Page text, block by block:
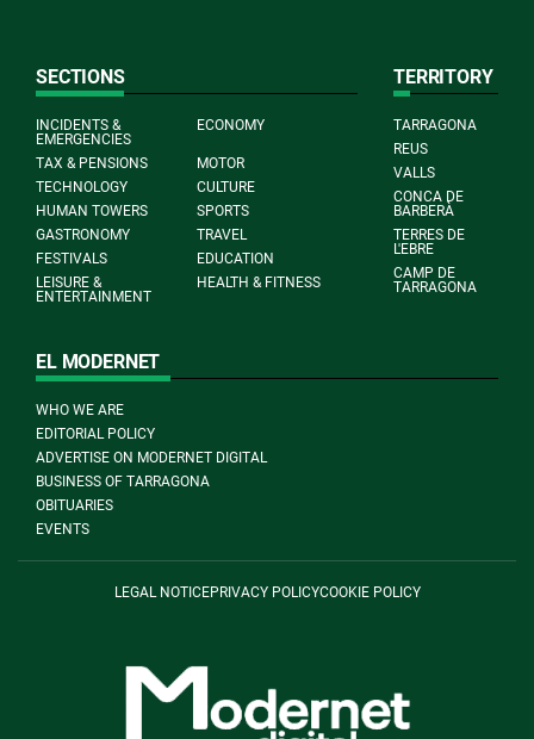
SECTIONS
INCIDENTS &
EMERGENCIES
ECONOMY
TAX & PENSIONS
MOTOR
TECHNOLOGY
CULTURE
HUMAN TOWERS
SPORTS
GASTRONOMY
TRAVEL
FESTIVALS
EDUCATION
LEISURE &
ENTERTAINMENT
HEALTH & FITNESS
TERRITORY
TARRAGONA
REUS
VALLS
CONCA DE
BARBERÀ
TERRES DE
L'EBRE
CAMP DE
TARRAGONA
EL MODERNET
WHO WE ARE
EDITORIAL POLICY
ADVERTISE ON MODERNET DIGITAL
BUSINESS OF TARRAGONA
OBITUARIES
EVENTS
LEGAL NOTICEPRIVACY POLICYCOOKIE POLICY